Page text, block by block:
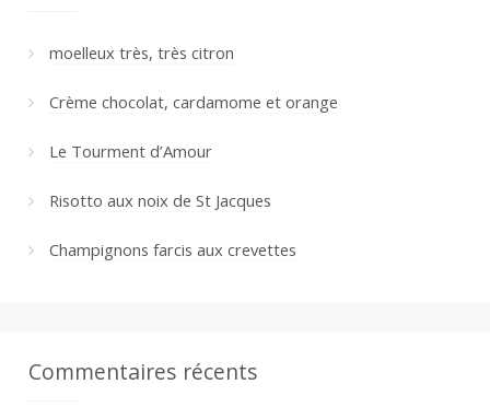
moelleux très, très citron
Crème chocolat, cardamome et orange
Le Tourment d’Amour
Risotto aux noix de St Jacques
Champignons farcis aux crevettes
Commentaires récents